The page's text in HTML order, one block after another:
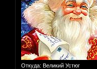
Откуда: Великий Устюг